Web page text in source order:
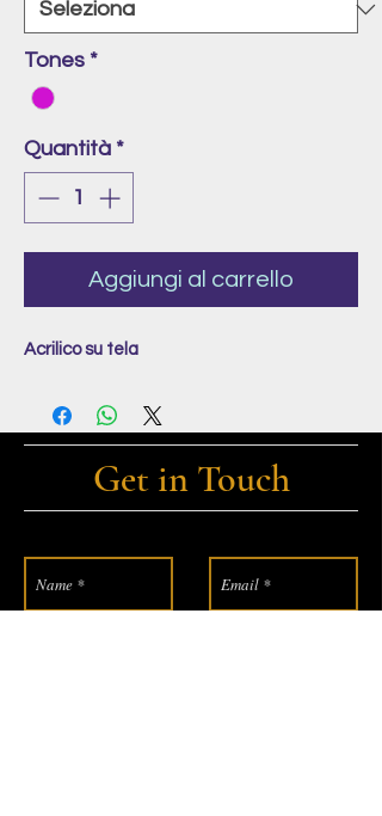
Tones *
Quantità *
Aggiungi al carrello
Acrilico su tela
Get in Touch